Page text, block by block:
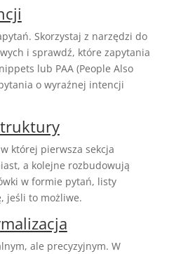
Skorzystaj z narzędzi do
i sprawdź, które zapytania
lub PAA (People Also
o wyraźnej intencji
której pierwsza sekcja
a kolejne rozbudowują
w formie pytań, listy
jeśli to możliwe.
ale precyzyjnym. W